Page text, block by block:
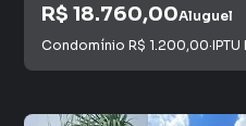
R$ 18.760,00Aluguel
Condomínio R$ 1.200,00·IPTU